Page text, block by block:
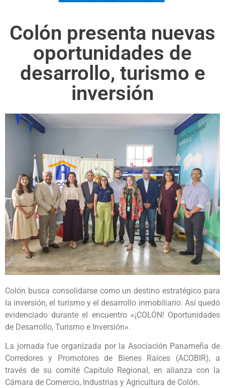
Colón presenta nuevas
oportunidades de
desarrollo, turismo e
inversión
Colón busca consolidarse como un destino estratégico para
la inversión, el turismo y el desarrollo inmobiliario. Así quedó
evidenciado durante el encuentro «¡COLÓN! Oportunidades
de Desarrollo, Turismo e Inversión».
La jornada fue organizada por la Asociación Panameña de
Corredores y Promotores de Bienes Raíces (ACOBIR), a
través de su comité Capítulo Regional, en alianza con la
Cámara de Comercio, Industrias y Agricultura de Colón.